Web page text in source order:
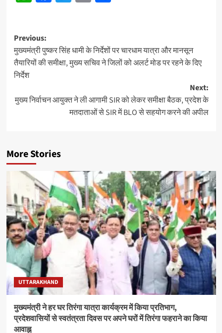
Post
navigation
Previous:
मुख्यमंत्री पुष्कर सिंह धामी के निर्देशों पर चारधाम यात्रा और मानसून
तैयारियों की समीक्षा, मुख्य सचिव ने जिलों को अलर्ट मोड पर रहने के दिए
निर्देश
Next:
मुख्य निर्वाचन आयुक्त ने ली आगामी SIR को लेकर समीक्षा बैठक, प्रदेश के
मतदाताओं से SIR में BLO से सहयोग करने की अपील
More Stories
UTTARAKHAND
मुख्यमंत्री ने हर घर तिरंगा यात्रा कार्यक्रम में किया प्रतिभाग,
प्रदेशवासियों से स्वतंत्रता दिवस पर अपने घरों में तिरंगा फहराने का किया
आवाह्न